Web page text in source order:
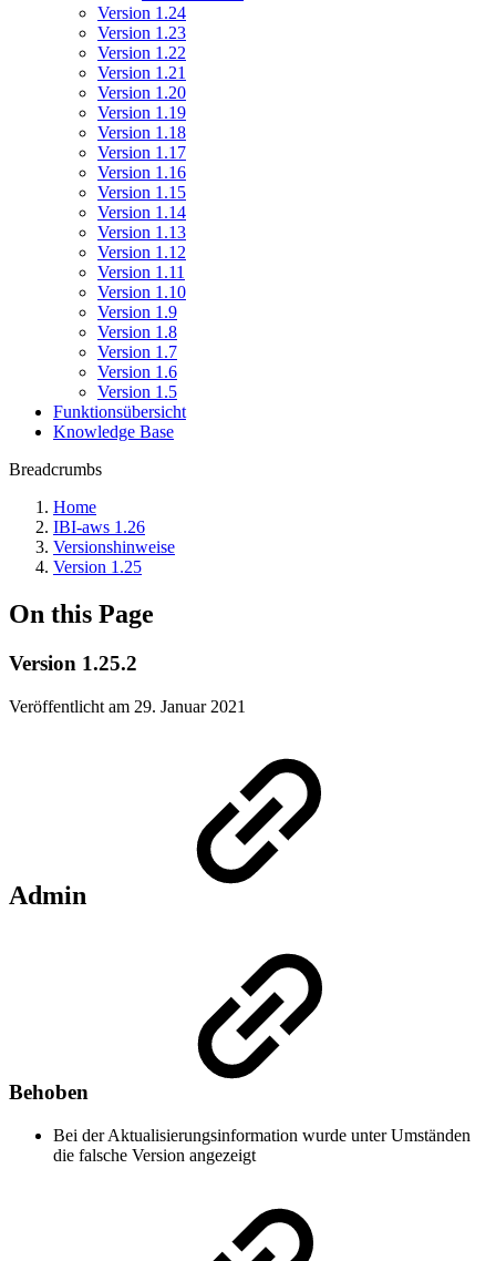
Version 1.24
Version 1.23
Version 1.22
Version 1.21
Version 1.20
Version 1.19
Version 1.18
Version 1.17
Version 1.16
Version 1.15
Version 1.14
Version 1.13
Version 1.12
Version 1.11
Version 1.10
Version 1.9
Version 1.8
Version 1.7
Version 1.6
Version 1.5
Funktionsübersicht
Knowledge Base
Breadcrumbs
Home
IBI-aws 1.26
Versionshinweise
Version 1.25
On this Page
Version 1.25.2
Veröffentlicht am 29. Januar 2021
Admin
Behoben
Bei der Aktualisierungsinformation wurde unter Umständen
die falsche Version angezeigt